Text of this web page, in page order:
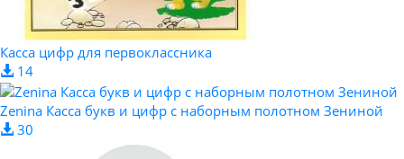
Касса цифр для первоклассника
14
Zenina Касса букв и цифр с наборным полотном Зениной
30